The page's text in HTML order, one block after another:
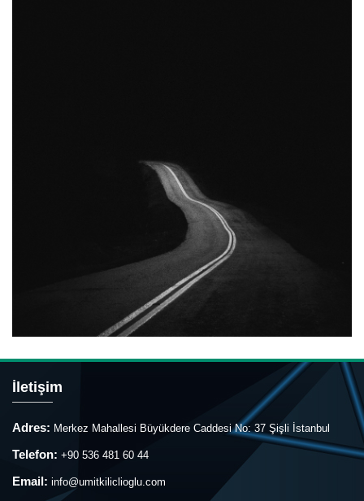
İletişim
Adres: Merkez Mahallesi Büyükdere Caddesi No: 37 Şişli İstanbul
Telefon: +90 536 481 60 44
Email: info@umitkiliclioglu.com